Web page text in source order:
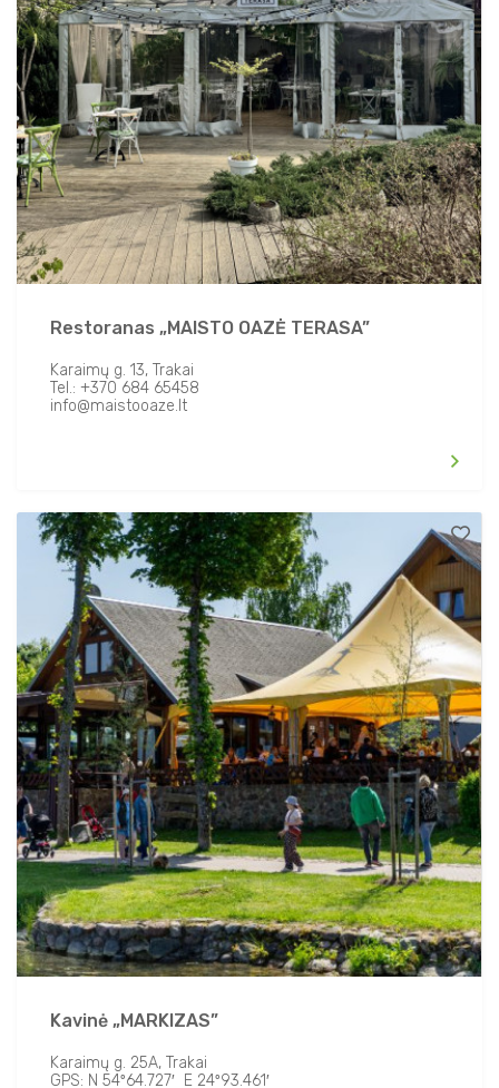
Restoranas „MAISTO OAZĖ TERASA”
Karaimų g. 13, Trakai
Tel.: +370 684 65458
info@maistooaze.lt
Kavinė „MARKIZAS”
Karaimų g. 25A, Trakai
GPS: N 54º64.727′ E 24º93.461′